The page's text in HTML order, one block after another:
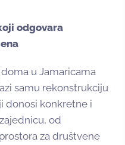
odgovara
u Jamaricama
samu rekonstrukciju
donosi konkretne i
od
za društvene